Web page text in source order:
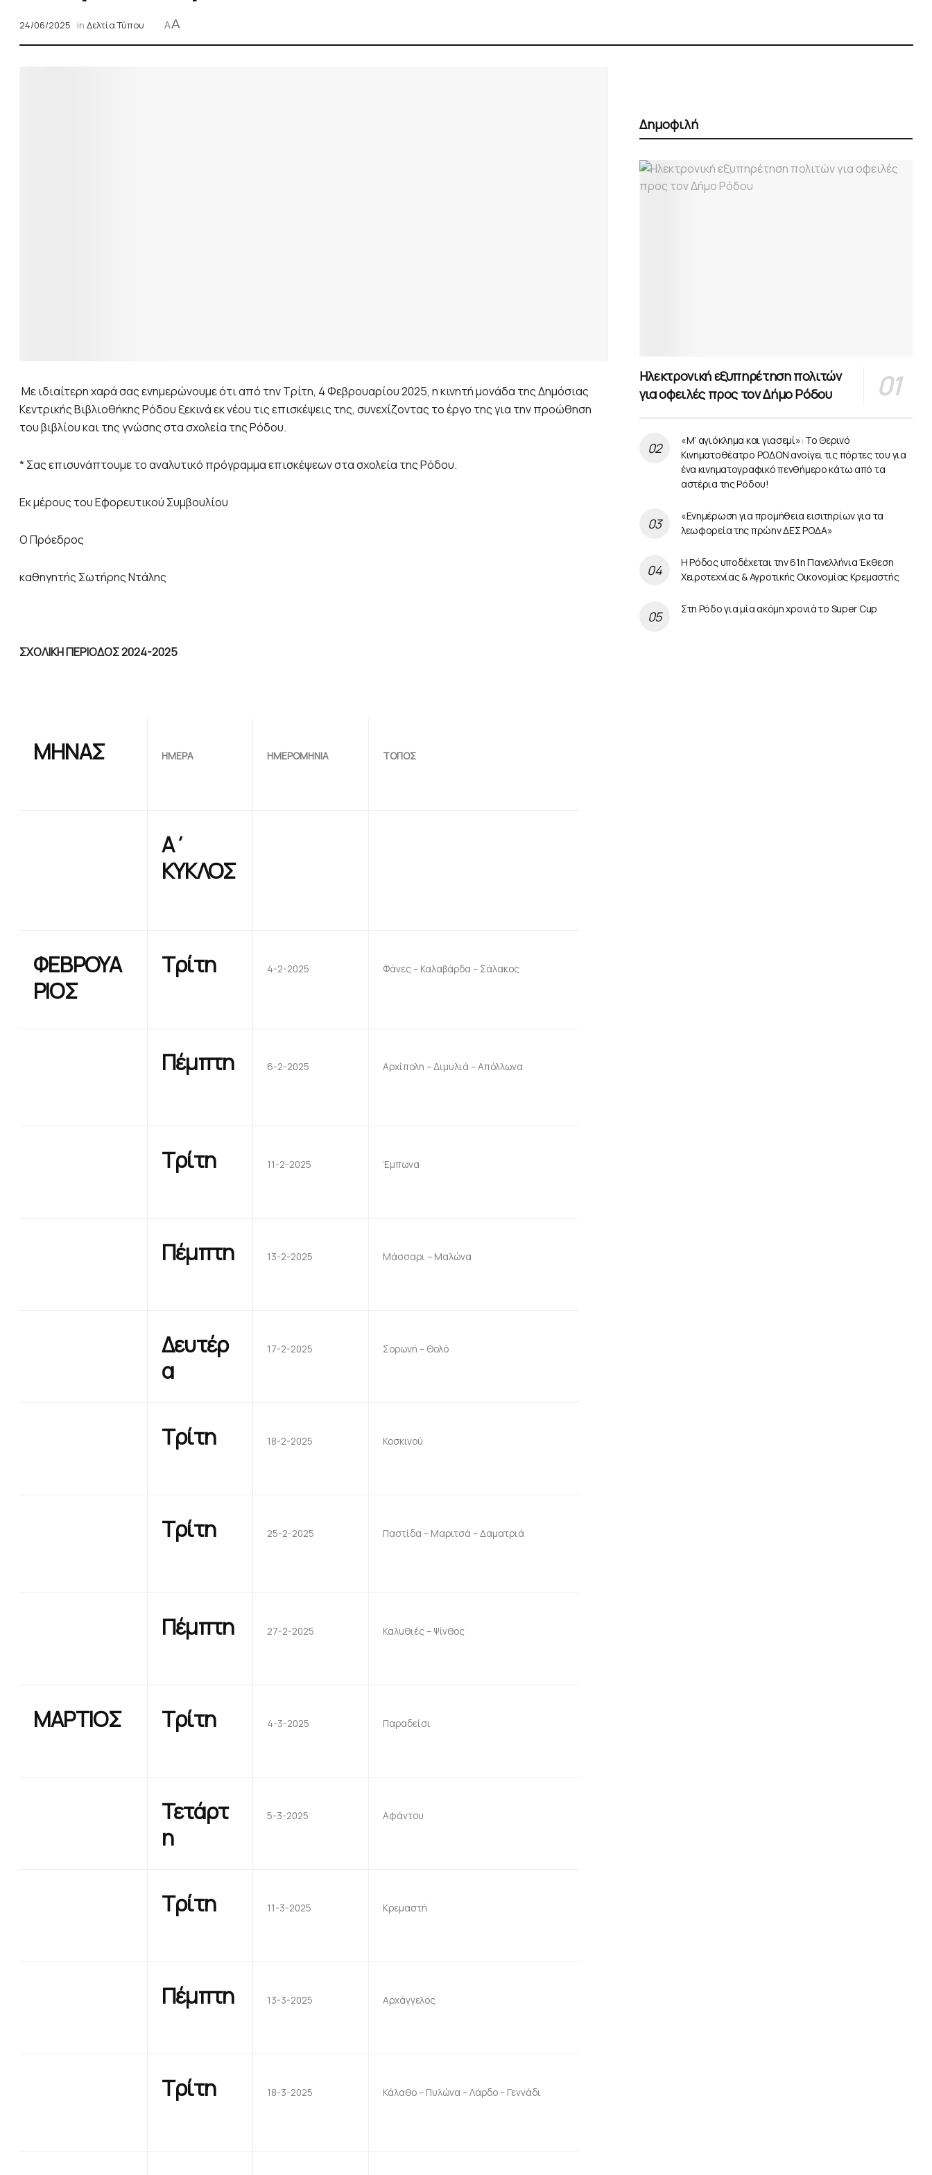
24/06/2025 in Δελτία Τύπου AA
Με ιδιαίτερη χαρά σας ενημερώνουμε ότι από την Τρίτη, 4 Φεβρουαρίου 2025, η κινητή μονάδα της Δημόσιας
Κεντρικής Βιβλιοθήκης Ρόδου ξεκινά εκ νέου τις επισκέψεις της, συνεχίζοντας το έργο της για την προώθηση
του βιβλίου και της γνώσης στα σχολεία της Ρόδου.
* Σας επισυνάπτουμε το αναλυτικό πρόγραμμα επισκέψεων στα σχολεία της Ρόδου.
Εκ μέρους του Εφορευτικού Συμβουλίου
Ο Πρόεδρος
καθηγητής Σωτήρης Ντάλης
ΣΧΟΛΙΚΗ ΠΕΡΙΟΔΟΣ 2024-2025
ΜΗΝΑΣ ΗΜΕΡΑ ΗΜΕΡΟΜΗΝΙΑ ΤΟΠΟΣ
Α΄
ΚΥΚΛΟΣ
ΦΕΒΡΟΥΑ
ΡΙΟΣ
Τρίτη 4-2-2025 Φάνες – Καλαβάρδα – Σάλακος
Πέμπτη 6-2-2025 Αρχίπολη – Διμυλιά – Απόλλωνα
Τρίτη 11-2-2025 Έμπωνα
Πέμπτη 13-2-2025 Μάσσαρι – Μαλώνα
Δευτέρ
α
17-2-2025 Σορωνή – Θολό
Τρίτη 18-2-2025 Κοσκινού
Τρίτη 25-2-2025 Παστίδα – Μαριτσά – Δαματριά
Πέμπτη 27-2-2025 Καλυθιές – Ψίνθος
ΜΑΡΤΙΟΣ Τρίτη 4-3-2025 Παραδείσι
Τετάρτ
η
5-3-2025 Αφάντου
Τρίτη 11-3-2025 Κρεμαστή
Πέμπτη 13-3-2025 Αρχάγγελος
Τρίτη 18-3-2025 Κάλαθο – Πυλώνα – Λάρδο – Γεννάδι
Δημοφιλή
Ηλεκτρονική εξυπηρέτηση πολιτών
για οφειλές προς τον Δήμο Ρόδου
«Μ’ αγιόκλημα και γιασεμί»: Το Θερινό
Κινηματοθέατρο ΡΟΔΟΝ ανοίγει τις πόρτες του για
ένα κινηματογραφικό πενθήμερο κάτω από τα
αστέρια της Ρόδου!
«Ενημέρωση για προμήθεια εισιτηρίων για τα
λεωφορεία της πρώην ΔΕΣ ΡΟΔΑ»
Η Ρόδος υποδέχεται την 61η Πανελλήνια Έκθεση
Χειροτεχνίας & Αγροτικής Οικονομίας Κρεμαστής
Στη Ρόδο για μία ακόμη χρονιά το Super Cup